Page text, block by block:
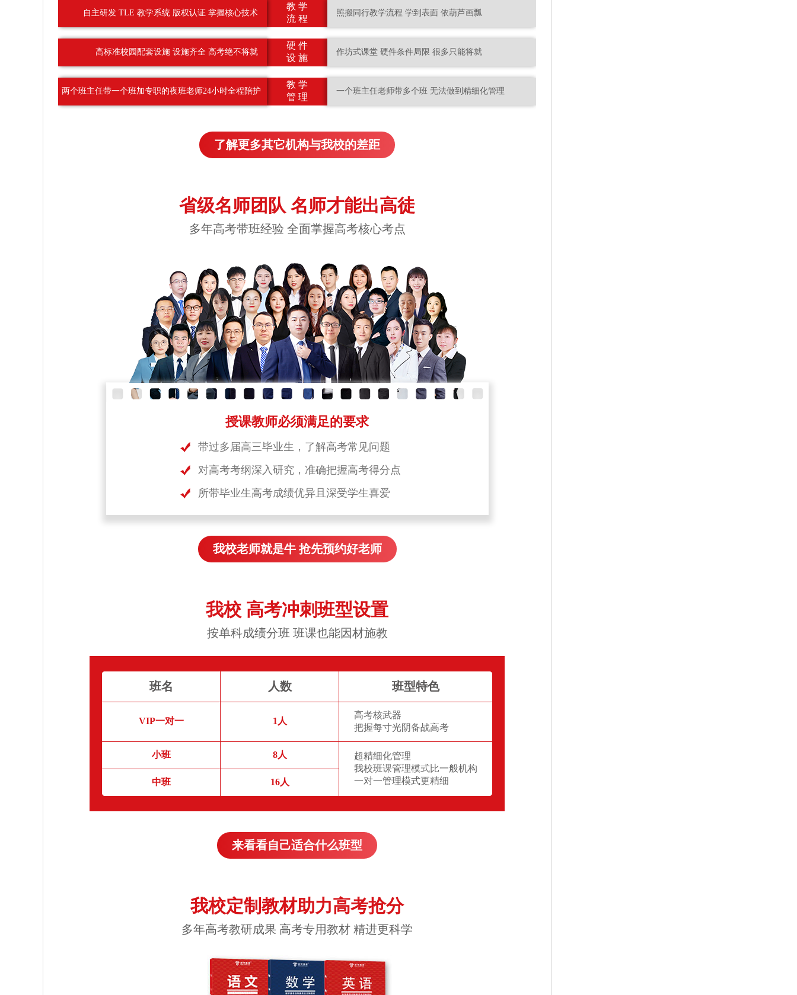
自主研发 TLE 教学系统 版权认证 掌握核心技术
高标准校园配套设施 设施齐全 高考绝不将就
两个班主任带一个班加专职的夜班老师24小时全程陪护
教 学
流 程
硬 件
设 施
教 学
管 理
照搬同行教学流程 学到表面 依葫芦画瓢
作坊式课堂 硬件条件局限 很多只能将就
一个班主任老师带多个班 无法做到精细化管理
了解更多其它机构与我校的差距
省级名师团队 名师才能出高徒
多年高考带班经验 全面掌握高考核心考点
授课教师必须满足的要求
带过多届高三毕业生，了解高考常见问题
对高考考纲深入研究，准确把握高考得分点
所带毕业生高考成绩优异且深受学生喜爱
我校老师就是牛 抢先预约好老师
我校 高考冲刺班型设置
按单科成绩分班 班课也能因材施教
班名 人数 班型特色
VIP一对一 1人
高考核武器
把握每寸光阴备战高考
小班 8人
超精细化管理
我校班课管理模式比一般机构
一对一管理模式更精细
中班 16人
来看看自己适合什么班型
我校定制教材助力高考抢分
多年高考教研成果 高考专用教材 精进更科学